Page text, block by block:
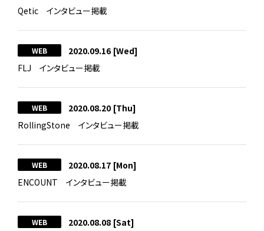
Qetic インタビュー掲載
WEB 2020.09.16 [Wed]
FLJ インタビュー掲載
WEB 2020.08.20 [Thu]
RollingStone インタビュー掲載
WEB 2020.08.17 [Mon]
ENCOUNT インタビュー掲載
WEB 2020.08.08 [Sat]